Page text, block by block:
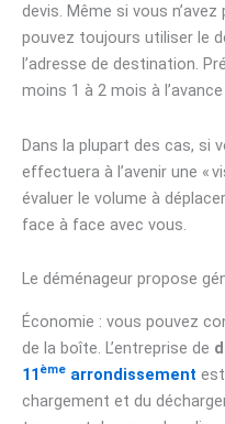
devis. Même si vous
pouvez toujours utiliser le
l’adresse de destination.
moins 1 à 2 mois à
Dans la plupart des cas, si
effectuera à l’avenir une «
évaluer le volume à
face à face avec vous.
Le déménageur propose
Économie : vous pouvez
de la boîte. L’entreprise de
11 ème arrondissement
chargement et du